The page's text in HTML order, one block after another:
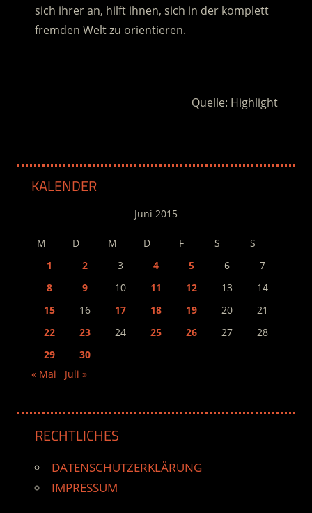
sich ihrer an, hilft ihnen, sich in der komplett
fremden Welt zu orientieren.
Quelle: Highlight
KALENDER
Juni 2015
M D M D F S
S
1
2 3 4 5 6
7
8
9 10 11 12 13
14
15
16 17 18 19 20
21
22
23 24 25 26 27
28
29
30
« Mai
Juli »
RECHTLICHES
DATENSCHUTZERKLÄRUNG
IMPRESSUM